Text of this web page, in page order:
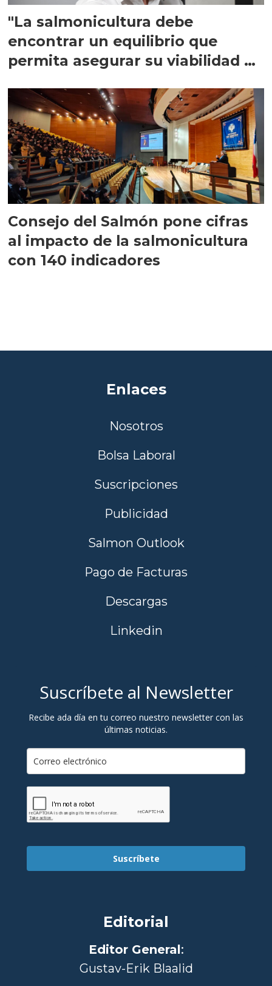
"La salmonicultura debe
encontrar un equilibrio que
permita asegurar su viabilidad de
Consejo del Salmón pone cifras
al impacto de la salmonicultura
con 140 indicadores
Enlaces
Nosotros
Bolsa Laboral
Suscripciones
Publicidad
Salmon Outlook
Pago de Facturas
Descargas
Linkedin
Suscríbete al Newsletter
Recibe ada día en tu correo nuestro newsletter con las
últimas noticias.
Suscríbete
Editorial
Editor General:
Gustav-Erik Blaalid